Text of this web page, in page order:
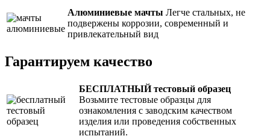
Алюминиевые мачты Легче стальных, не
подвержены коррозии, современный и
привлекательный вид
Гарантируем качество
БЕСПЛАТНЫЙ тестовый образец
Возьмите тестовые образцы для
ознакомления с заводским качеством
изделия или проведения собственных
испытаний.